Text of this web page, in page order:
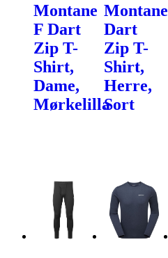
Montane
F Dart
Zip T-
Shirt,
Dame,
Mørkelilla
Montane
Dart
Zip T-
Shirt,
Herre,
Sort